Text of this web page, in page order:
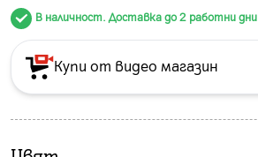
В наличност. Доставка до 2 работни дни
Купи от видео магазин